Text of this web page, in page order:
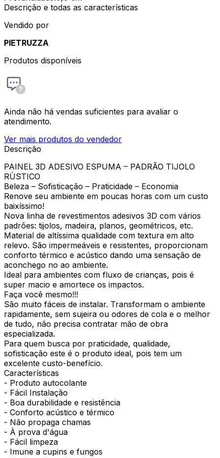
Descrição e todas as características
Vendido por
PIETRUZZA
Produtos disponíveis
Ainda não há vendas suficientes para avaliar o
atendimento.
Ver mais produtos do vendedor
Descrição
PAINEL 3D ADESIVO ESPUMA – PADRÃO TIJOLO
RÙSTICO
Beleza – Sofisticação – Praticidade – Economia
Renove seu ambiente em poucas horas com um custo
baixíssimo!
Nova linha de revestimentos adesivos 3D com vários
padrões: tijolos, madeira, planos, geométricos, etc.
Material de altíssima qualidade com textura em alto
relevo. São impermeáveis e resistentes, proporcionam
conforto térmico e acústico dando uma sensação de
aconchego no ao ambiente.
Ideal para ambientes com fluxo de crianças, pois é
super macio e amortece os impactos.
Faça você mesmo!!!
São muito fáceis de instalar. Transformam o ambiente
rapidamente, sem sujeira ou odores de cola e o melhor
de tudo, não precisa contratar mão de obra
especializada.
Para quem busca por praticidade, qualidade,
sofisticação este é o produto ideal, pois tem um
excelente custo-benefício.
Características
- Produto autocolante
- Fácil Instalação
- Boa durabilidade e resistência
- Conforto acústico e térmico
- Não propaga chamas
- À prova d'água
- Fácil limpeza
- Imune a cupins e fungos